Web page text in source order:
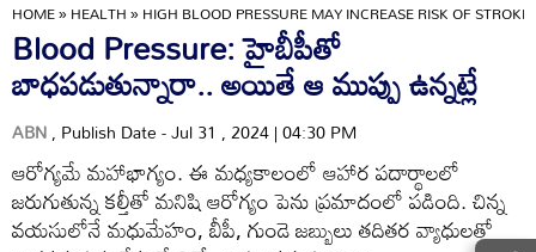
HOME»HEALTH»HIGH BLOOD PRESSURE MAY INCREASE RISK OF
Blood Pressure: హైబీపీతో
బాధపడుతున్నారా.. అయితే ఆ ముప్పు ఉన్నట్లే
ABN, Publish Date - Jul 31 , 2024 | 04:30 PM
ఆరోగ్యమే మహాభాగ్యం. ఈ మధ్యకాలంలో ఆహార పదార్థాలలో
జరుగుతున్న కల్తీతో మనిషి ఆరోగ్యం పెను ప్రమాదంలో పడింది. చిన్న
వయసులోనే మధుమేహం, బీపీ, గుండె జబ్బులు తదితర వ్యాధులతో